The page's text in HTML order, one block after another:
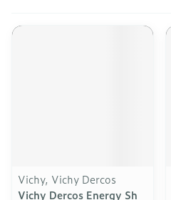
Vichy, Vichy Dercos
Vichy Dercos Energy Sh